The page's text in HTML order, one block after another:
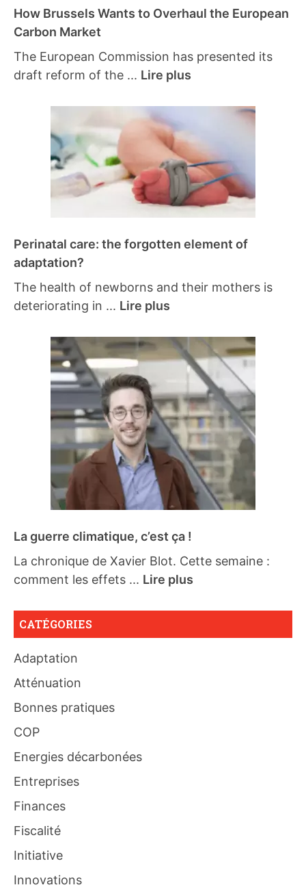
How Brussels Wants to Overhaul the European
Carbon Market
The European Commission has presented its
draft reform of the ... Lire plus
Perinatal care: the forgotten element of
adaptation?
The health of newborns and their mothers is
deteriorating in ... Lire plus
La guerre climatique, c’est ça !
La chronique de Xavier Blot. Cette semaine :
comment les effets ... Lire plus
CATÉGORIES
Adaptation
Atténuation
Bonnes pratiques
COP
Energies décarbonées
Entreprises
Finances
Fiscalité
Initiative
Innovations